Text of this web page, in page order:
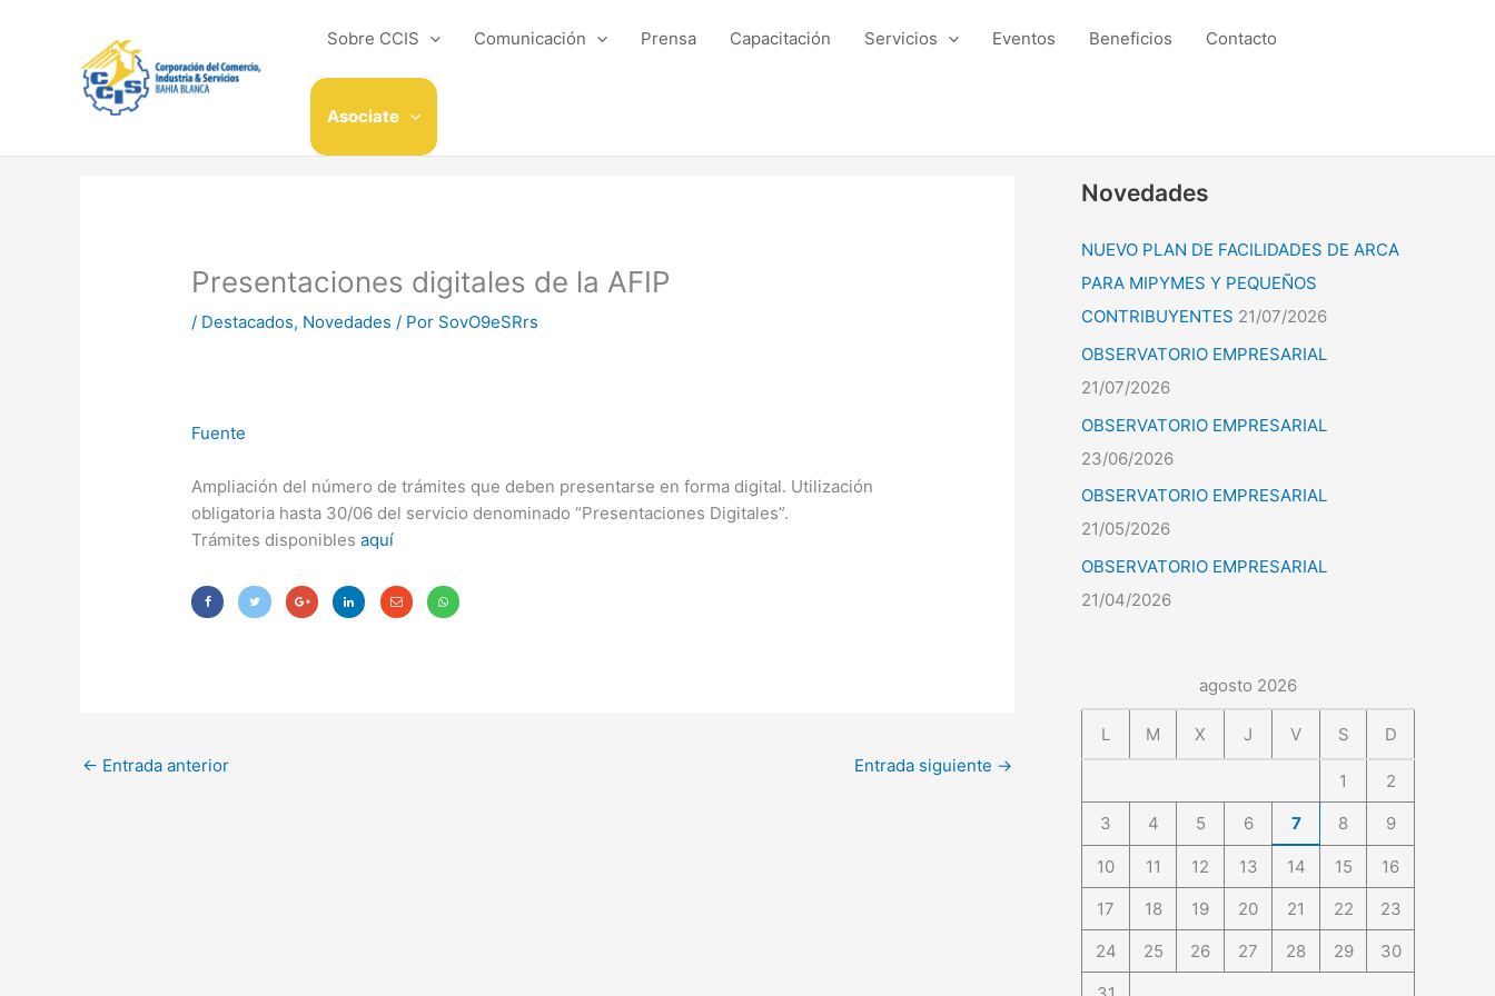
Sobre CCIS Comunicación Prensa Capacitación Servicios Eventos Beneficios Contacto
Asociate
Presentaciones digitales de la AFIP
/ Destacados, Novedades / Por SovO9eSRrs
Fuente
Ampliación del número de trámites que deben presentarse en forma digital. Utilización
obligatoria hasta 30/06 del servicio denominado “Presentaciones Digitales”.
Trámites disponiblesaquí
← Entrada anterior Entrada siguiente →
Novedades
NUEVO PLAN DE FACILIDADES DE ARCA
PARA MIPYMES Y PEQUEÑOS
CONTRIBUYENTES 21/07/2026
OBSERVATORIO EMPRESARIAL
21/07/2026
OBSERVATORIO EMPRESARIAL
23/06/2026
OBSERVATORIO EMPRESARIAL
21/05/2026
OBSERVATORIO EMPRESARIAL
21/04/2026
agosto 2026
L M X J V S D
1
2
3
4 5 6 7 8 9
10 11 12 13 14 15
16
17
18 19 20 21 22
23
24
25 26 27 28 29
30